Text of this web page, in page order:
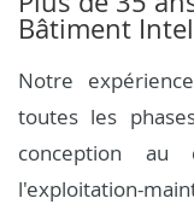
Bâtiment
Notre
toutes les
conception
l'exploitation-